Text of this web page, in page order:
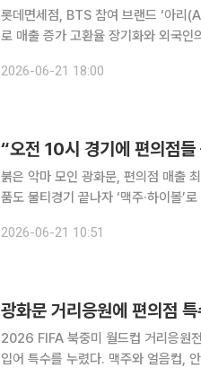
롯데면세점, BTS 참여 브랜드 ‘아리
로 매출 증가 고환율 장기화와 외국인의 여행 패턴이 변화하면서 국내 면세점업계가 ‘K푸드’를 신성
백화점 등을 찾는 가운데 면세점들은
2026-06-21 18:00
붉은 악마 모인 광화문, 편의점 매출
품도 불티경기 끝나자 ‘맥주·하이볼
화문 일대를 비롯한 전국 편의점 가가
2026-06-21 10:51
광화문 거리응원에 편의점
2026 FIFA 북중미 월드컵 거리응원
입어 특수를 누렸다. 맥주와 얼음컵,